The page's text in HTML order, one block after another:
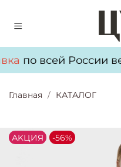
по всей России
Главная КАТАЛОГ
АKЦИЯ -56%